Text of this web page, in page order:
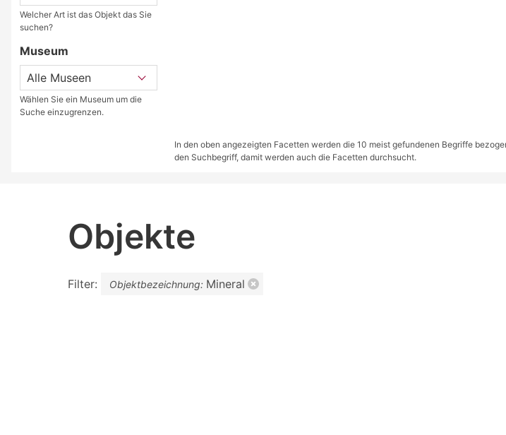
Welcher Art ist das Objekt das Sie
suchen?
Museum
Wählen Sie ein Museum um die
Suche einzugrenzen.
In den oben angezeigten Facetten werden die 10 meist gefundenen Begriffe
den Suchbegriff, damit werden auch die Facetten durchsucht.
Objekte
Filter: Objektbezeichnung: Mineral